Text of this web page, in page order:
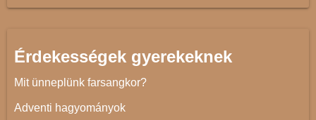
Érdekességek gyerekeknek
Mit ünneplünk farsangkor?
Adventi hagyományok